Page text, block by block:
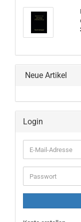
Neue Artikel
Login
E-
Mail-
Adresse
Passwort